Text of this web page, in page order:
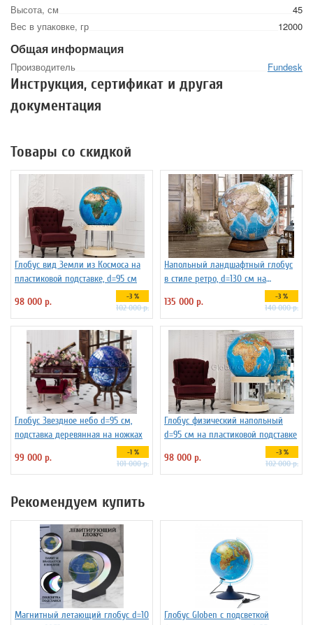
Высота, см
45
Вес в упаковке, гр
12000
Общая информация
Производитель Fundesk
Инструкция, сертификат и другая
документация
Товары со скидкой
Глобус вид Земли из Космоса на
пластиковой подставке, d=95 см
98 000 р.
-3 %
102 000 р.
Напольный ландшафтный глобус
в стиле ретро, d=130 см на
135 000 р. -3 %
140 000 р.
Глобус Звездное небо d=95 см,
подставка деревянная на ножках
99 000 р.
-1 %
101 000 р.
Глобус физический напольный
d=95 см на пластиковой подставке
98 000 р.
-3 %
102 000 р.
Рекомендуем купить
Магнитный летающий глобус d=10
Глобус Globen с подсветкой